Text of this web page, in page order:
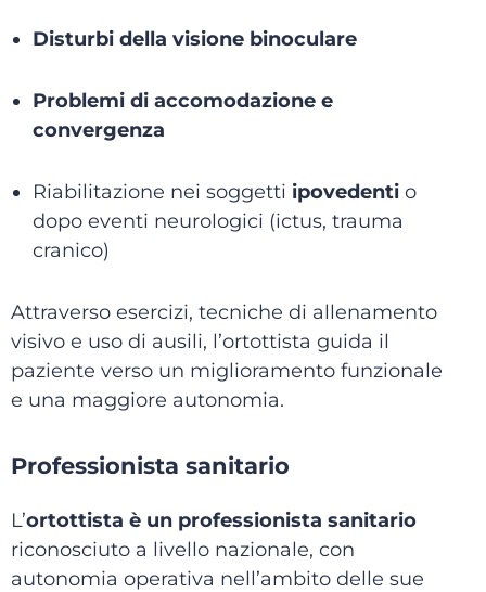
Disturbi della visione binoculare
Problemi di accomodazione e
convergenza
Riabilitazione nei soggetti ipovedenti o
dopo eventi neurologici (ictus, trauma
cranico)
Attraverso esercizi, tecniche di allenamento
visivo e uso di ausili, l’ortottista guida il
paziente verso un miglioramento funzionale
e una maggiore autonomia.
Professionista sanitario
L’ortottista è un professionista sanitario
riconosciuto a livello nazionale, con
autonomia operativa nell’ambito delle sue